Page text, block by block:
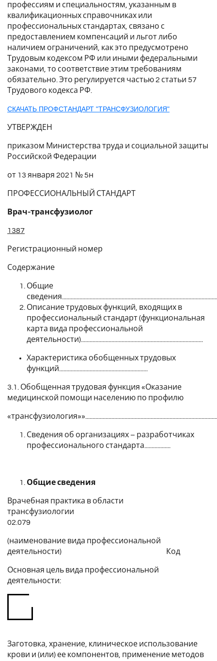
профессиям и специальностям, указанным в
квалификационных справочниках или
профессиональных стандартах, связано с
предоставлением компенсаций и льгот либо
наличием ограничений, как это предусмотрено
Трудовым кодексом РФ или иными федеральными
законами, то соответствие этим требованиям
обязательно. Это регулируется частью 2 статьи 57
Трудового кодекса РФ.
СКАЧАТЬ ПРОФСТАНДАРТ "ТРАНСФУЗИОЛОГИЯ"
УТВЕРЖДЕН
приказом Министерства труда и социальной защиты
Российской Федерации
от 13 января 2021 № 5н
ПРОФЕССИОНАЛЬНЫЙ СТАНДАРТ
Врач-трансфузиолог
1387
Регистрационный номер
Содержание
Общие
Описание трудовых функций, входящих в
профессиональный стандарт (функциональная
карта вида профессиональной
деятельности)....................................................................................
Характеристика обобщенных трудовых
функций.............................................................
3.1. Обобщенная трудовая функция «Оказание
медицинской помощи населению по профилю
Сведения об организациях – разработчиках
профессионального стандарта..................
Общие сведения
Врачебная практика в области
трансфузиологии
02.079
(наименование вида профессиональной
деятельности) Код
Основная цель вида профессиональной
деятельности:
Заготовка, хранение, клиническое использование
крови и (или) ее компонентов, применение методов